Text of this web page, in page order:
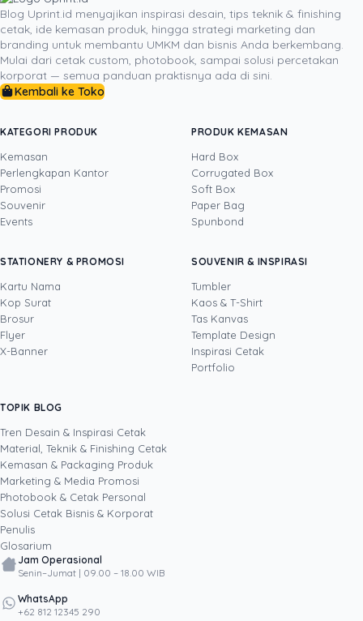
spesifikasi kertas Art Carton 260gsm atau 310gsm,
tentukan finishing laminasi doff atau glossy sesuai
karakter usaha Anda, dan nikmati kemudahan cetak
custom harga terjangkau dengan pengiriman cepat ke
seluruh wilayah Indonesia. Tingkatkan kredibilitas bisnis
tim ahli kami di Uprint.id!
DITULIS OLEH
Uprint.id dengan pengalaman lebih dari 20
tahun di bidang creative direction, brand
strategy, dan growth hacking. Ia mengarahkan
bahasa visual Uprint dan membantu brand
merancang kemasan (packaging), stiker,
brosur, serta materi cetak lain yang bukan
sekadar enak dilihat, tetapi terbukti mendorong
menjadikan desain dan cetakan sebagai aset
brand, bukan sekadar biaya.
Popular
Blog Uprint.id menyajikan inspirasi desain, tips teknik & finishing
cetak, ide kemasan produk, hingga strategi marketing dan
branding untuk membantu UMKM dan bisnis Anda berkembang.
Mulai dari cetak custom, photobook, sampai solusi percetakan
korporat — semua panduan praktisnya ada di sini.
Kembali ke Toko
KATEGORI PRODUK
Kemasan
Perlengkapan Kantor
Promosi
Souvenir
Events
PRODUK KEMASAN
Hard Box
Corrugated Box
Soft Box
Paper Bag
Spunbond
STATIONERY & PROMOSI
Kartu Nama
Kop Surat
Brosur
Flyer
X-Banner
SOUVENIR & INSPIRASI
Tumbler
Kaos & T-Shirt
Tas Kanvas
Template Design
Inspirasi Cetak
Portfolio
TOPIK BLOG
Tren Desain & Inspirasi Cetak
Material, Teknik & Finishing Cetak
Kemasan & Packaging Produk
Marketing & Media Promosi
Photobook & Cetak Personal
Solusi Cetak Bisnis & Korporat
Penulis
Glosarium
Jam Operasional
Senin–Jumat | 09.00 – 18.00 WIB
WhatsApp
+62 812 12345 290